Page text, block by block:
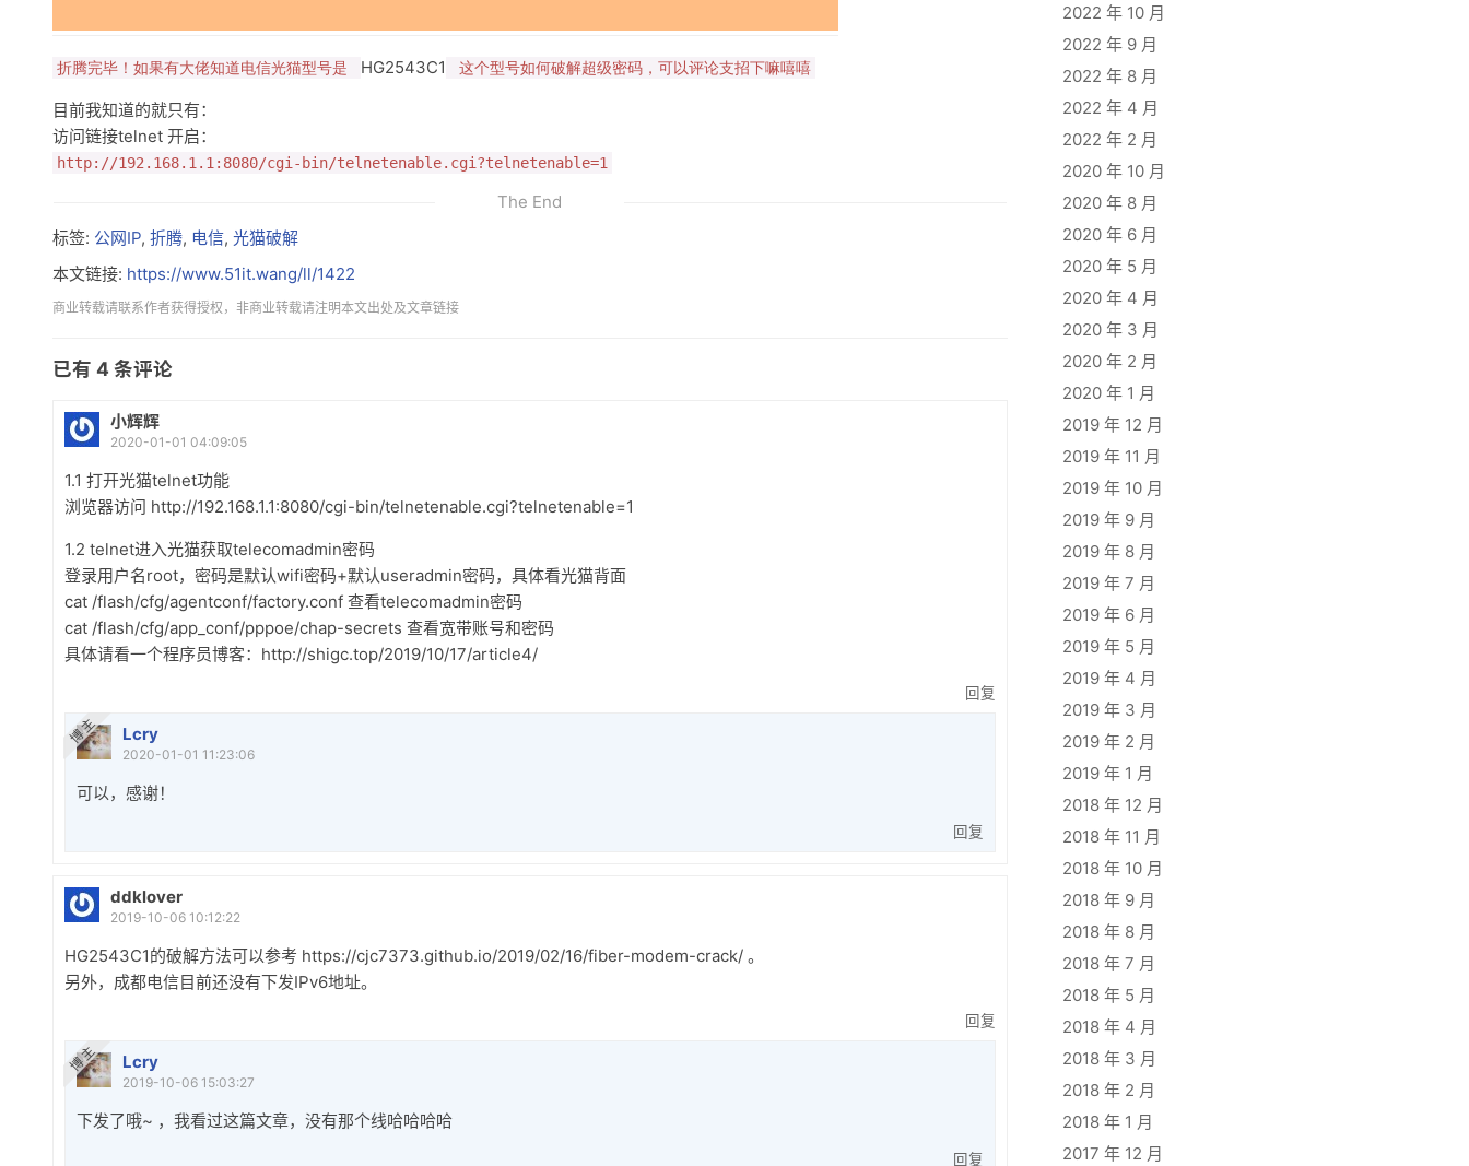
折腾完毕！如果有大佬知道电信光猫型号是 HG2543C1 这个型号如何破解超级密码，可以评论支招下嘛嘻嘻
目前我知道的就只有：
访问链接telnet 开启：
http://192.168.1.1:8080/cgi-bin/telnetenable.cgi?telnetenable=1
The End
标签: 公网IP, 折腾, 电信, 光猫破解
本文链接: https://www.51it.wang/ll/1422
商业转载请联系作者获得授权，非商业转载请注明本文出处及文章链接
已有 4 条评论
小辉辉
2020-01-01 04:09:05
1.1 打开光猫telnet功能
浏览器访问 http://192.168.1.1:8080/cgi-bin/telnetenable.cgi?telnetenable=1
1.2 telnet进入光猫获取telecomadmin密码
登录用户名root，密码是默认wifi密码+默认useradmin密码，具体看光猫背面
cat /flash/cfg/agentconf/factory.conf 查看telecomadmin密码
cat /flash/cfg/app_conf/pppoe/chap-secrets 查看宽带账号和密码
具体请看一个程序员博客：http://shigc.top/2019/10/17/article4/
回复
Lcry
博 主
2020-01-01 11:23:06
可以，感谢！
回复
ddklover
2019-10-06 10:12:22
HG2543C1的破解方法可以参考 https://cjc7373.github.io/2019/02/16/fiber-modem-crack/ 。
另外，成都电信目前还没有下发IPv6地址。
回复
Lcry
博 主
2019-10-06 15:03:27
下发了哦~ ，我看过这篇文章，没有那个线哈哈哈哈
回复
2022 年 10 月
2022 年 9 月
2022 年 8 月
2022 年 4 月
2022 年 2 月
2020 年 10 月
2020 年 8 月
2020 年 6 月
2020 年 5 月
2020 年 4 月
2020 年 3 月
2020 年 2 月
2020 年 1 月
2019 年 12 月
2019 年 11 月
2019 年 10 月
2019 年 9 月
2019 年 8 月
2019 年 7 月
2019 年 6 月
2019 年 5 月
2019 年 4 月
2019 年 3 月
2019 年 2 月
2019 年 1 月
2018 年 12 月
2018 年 11 月
2018 年 10 月
2018 年 9 月
2018 年 8 月
2018 年 7 月
2018 年 5 月
2018 年 4 月
2018 年 3 月
2018 年 2 月
2018 年 1 月
2017 年 12 月